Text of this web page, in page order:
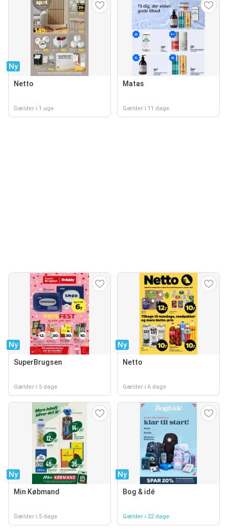
Ny
Netto
Gælder i 1 uge
Matas
Gælder i 11 dage
Ny
SuperBrugsen
Gælder i 5 dage
Ny
Netto
Gælder i 6 dage
Ny
Min Købmand
Gælder i 5 dage
Ny
Bog & idé
Gælder i 22 dage